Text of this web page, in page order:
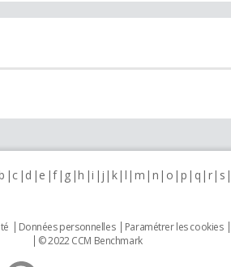
c d e f g h i j k l m n o p q r s
Données personnelles Paramétrer les cookies
© 2022 CCM Benchmark